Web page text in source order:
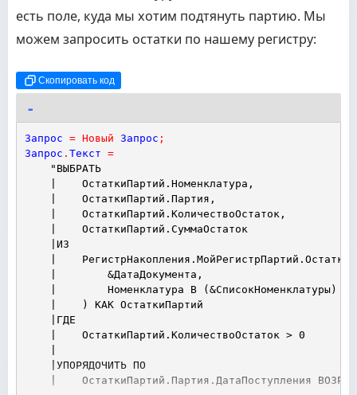
есть поле, куда мы хотим подтянуть партию. Мы
можем запросить остатки по нашему регистру:
Скопировать код
Запрос = Новый Запрос ;
Запрос . Текст =
"ВЫБРАТЬ
|    ОстаткиПартий.Номенклатура,
|    ОстаткиПартий.Партия,
|    ОстаткиПартий.КоличествоОстаток,
|    ОстаткиПартий.СуммаОстаток
|ИЗ
|    РегистрНакопления.МойРегистрПартий.Остатки(
|        &ДатаДокумента,
|        Номенклатура В (&СписокНоменклатуры)
|    ) КАК ОстаткиПартий
|ГДЕ
|    ОстаткиПартий.КоличествоОстаток > 0
|УПОРЯДОЧИТЬ ПО
|    ОстаткиПартий.Партия.ДатаПоступления ВОЗР"